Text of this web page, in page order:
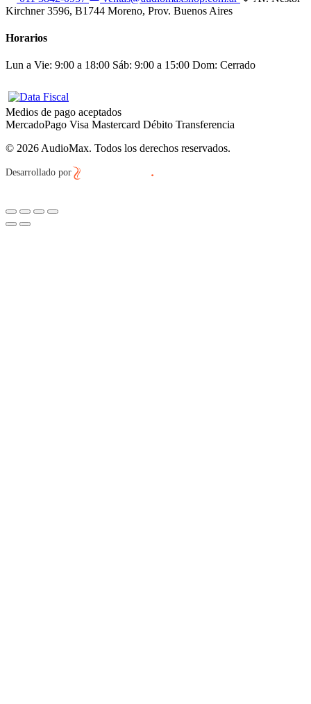
Kirchner 3596, B1744 Moreno, Prov. Buenos Aires
Horarios
Lun a Vie: 9:00 a 18:00 Sáb: 9:00 a 15:00 Dom: Cerrado
Medios de pago aceptados
MercadoPago Visa Mastercard Débito Transferencia
© 2026 AudioMax. Todos los derechos reservados.
Desarrollado por